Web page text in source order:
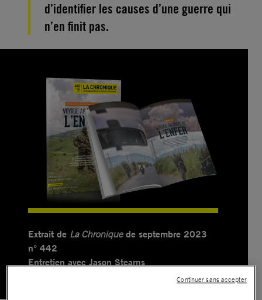
d’identifier les causes d’une guerre qui
n’en finit pas.
Extrait de La Chroniquede septembre 2023
n° 442
Entretien avec Jason Stearns
— Propos recueillis par Charles EmptazContinuer sans accepter